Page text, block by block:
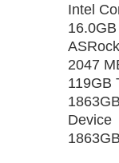
Intel
2047
119GB
Device